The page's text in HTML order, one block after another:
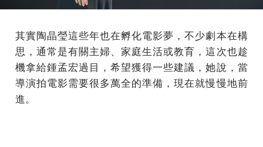
其實陶晶瑩這些年也在孵化電影夢，不少劇本在構
思，通常是有關主婦、家庭生活或教育，這次也趁
機拿給鍾孟宏過目，希望獲得一些建議，她說，當
導演拍電影需要很多萬全的準備，現在就慢慢地前
進。